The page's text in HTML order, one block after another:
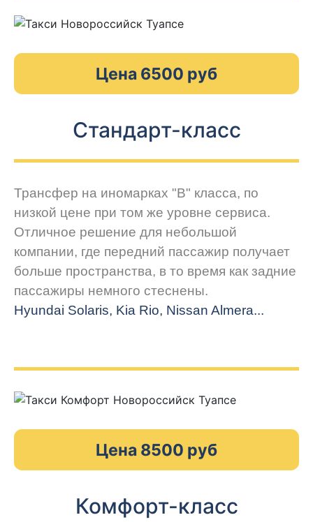
Цена 6500 руб
Стандарт-класс
Трансфер на иномарках "В" класса, по
низкой цене при том же уровне сервиса.
Отличное решение для небольшой
компании, где передний пассажир получает
больше пространства, в то время как задние
пассажиры немного стеснены.
Hyundai Solaris, Kia Rio, Nissan Almera...
Цена 8500 руб
Комфорт-класс